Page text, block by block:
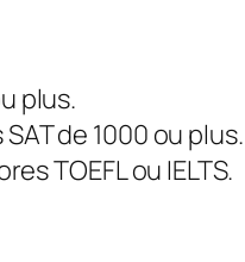
plus.
de 1000 ou
TOEFL ou IELTS.